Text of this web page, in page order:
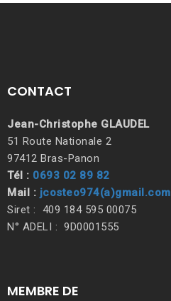
CONTACT
Jean-Christophe GLAUDEL
51 Route Nationale 2
97412 Bras-Panon
Tél : 0693 02 89 82
Mail : jcosteo974(a)gmail.com
Siret : 409 184 595 00075
N° ADELI : 9D0001555
MEMBRE DE